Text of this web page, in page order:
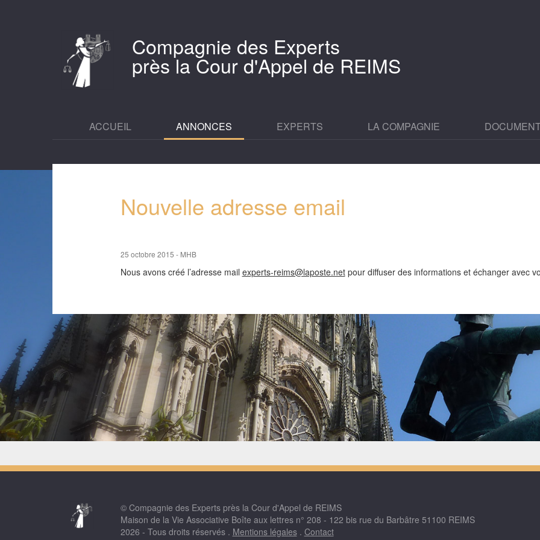
Compagnie des Experts
près la Cour d'Appel de REIMS
ACCUEIL ANNONCES EXPERTS LA COMPAGNIE
Nouvelle adresse email
25 octobre 2015 - MHB
Nous avons créé l’adresse mail experts-reims@laposte.netpour diffuser des informations et échanger avec
© Compagnie des Experts près la Cour d'Appel de REIMS
Maison de la Vie Associative Boîte aux lettres n° 208 - 122 bis rue du Barbâtre 51100 REIMS
2026 - Tous droits réservés . Mentions légales. Contact